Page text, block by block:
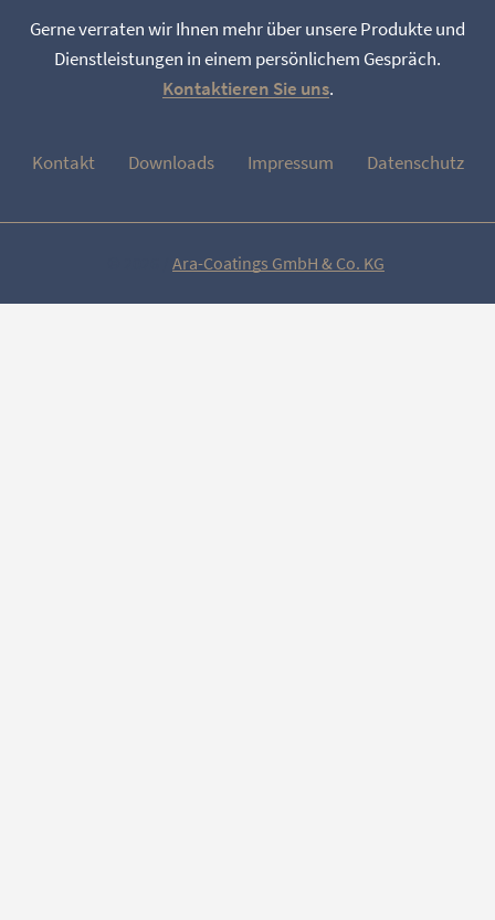
Gerne verraten wir Ihnen mehr über unsere Produkte und
Dienstleistungen in einem persönlichem Gespräch.
Kontaktieren Sie uns.
Kontakt Downloads Impressum Datenschutz
Ara-Coatings GmbH & Co. KG